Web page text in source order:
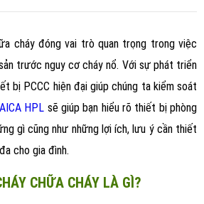
cháy đóng vai trò quan trọng trong việc
trước nguy cơ cháy nổ. Với sự phát triển
bị PCCC hiện đại giúp chúng ta kiểm soát
AICA HPL sẽ giúp bạn hiểu rõ thiết bị phòng
gì cũng như những lợi ích, lưu ý cần thiết
cho gia đình.
CHỮA CHÁY LÀ GÌ?